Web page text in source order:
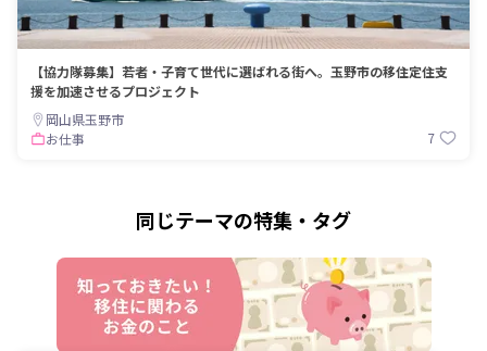
【協力隊募集】若者・子育て世代に選ばれる街へ。玉野市の移住定住支
援を加速させるプロジェクト
岡山県玉野市
お仕事
7
同じテーマの特集・タグ